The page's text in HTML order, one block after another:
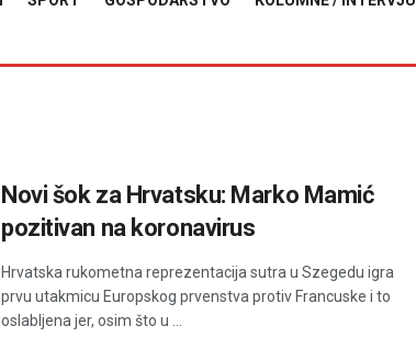
Novi šok za Hrvatsku: Marko Mamić
pozitivan na koronavirus
Hrvatska rukometna reprezentacija sutra u Szegedu igra
prvu utakmicu Europskog prvenstva protiv Francuske i to
oslabljena jer, osim što u ...